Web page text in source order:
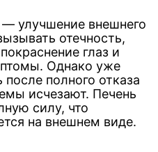
— улучшение внешнего
отечность,
глаз и
Однако уже
полного отказа
исчезают. Печень
силу, что
на внешнем виде.